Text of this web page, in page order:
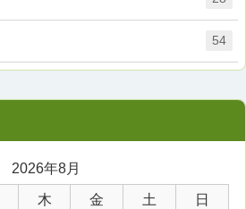
54
2026年8月
木 金 土 日